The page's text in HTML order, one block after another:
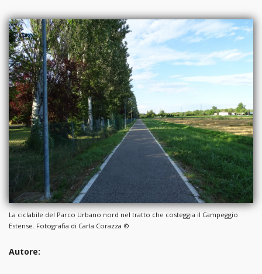
La ciclabile del Parco Urbano nord nel tratto che costeggia il Campeggio
Estense. Fotografia di Carla Corazza ©
Autore: